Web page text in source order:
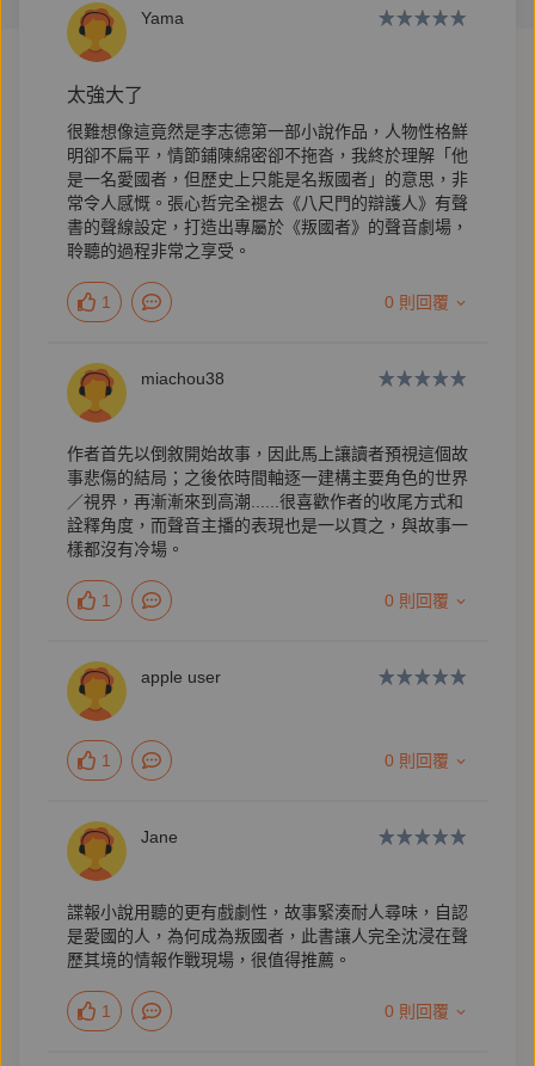
【名人推薦】
王丹｜對話中國智庫所長、朱宥勳｜作家、汪浩｜國際
政經專家、臥斧｜作家、胡忠信｜歷史學者
【本書特色】
★ 改編自兩岸最高層級間諜案「少康專案」真人真
事，臺灣第一本諜報小說！
★ 二十年政治記者、資深媒體人李志德首部長篇，精
彩演繹1949年分治以來，最驚心動魄的一場情報戰！
〇年代諜戰背後的利益與權謀、人性與家國。
【作者簡介】
二十餘年的記者生涯。
情報工作人員的後代。
主要興趣集中在台灣政治、軍事、兩岸關係、中國和香
新聞部，並曾任《端傳媒》總編、《鏡週刊》文化組副
Yama
太強大了
很難想像這竟然是李志德第一部小說作品，人物性格鮮
明卻不扁平，情節鋪陳綿密卻不拖沓，我終於理解「他
是一名愛國者，但歷史上只能是名叛國者」的意思，非
常令人感慨。張心哲完全褪去《八尺門的辯護人》有聲
書的聲線設定，打造出專屬於《叛國者》的聲音劇場，
聆聽的過程非常之享受。
1 0 則回覆
miachou38
作者首先以倒敘開始故事，因此馬上讓讀者預視這個故
事悲傷的結局；之後依時間軸逐一建構主要角色的世界
／視界，再漸漸來到高潮......很喜歡作者的收尾方式和
詮釋角度，而聲音主播的表現也是一以貫之，與故事一
樣都沒有冷場。
1 0 則回覆
apple user
1 0 則回覆
Jane
諜報小說用聽的更有戲劇性，故事緊湊耐人尋味，自認
是愛國的人，為何成為叛國者，此書讓人完全沈浸在聲
歷其境的情報作戰現場，很值得推薦。
1 0 則回覆